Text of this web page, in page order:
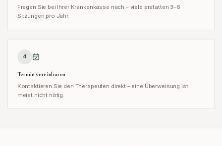
Fragen Sie bei Ihrer Krankenkasse nach – viele erstatten 3–6
Sitzungen pro Jahr.
4
Termin vereinbaren
Kontaktieren Sie den Therapeuten direkt – eine Überweisung ist
meist nicht nötig.